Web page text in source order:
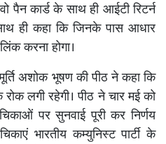
पैन कार्ड के साथ ही आईटी रिटर्न
ही कहा कि जिनके पास आधार
करना होगा।
अशोक भूषण की पीठ ने कहा कि
लगी रहेगी। पीठ ने चार मई को
पर सुनवाई पूरी कर निर्णय
भारतीय कम्युनिस्ट पार्टी के